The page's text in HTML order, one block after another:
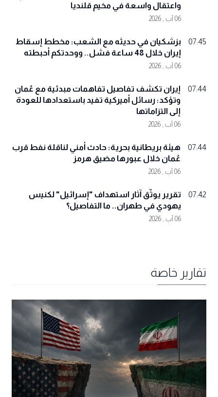
واعتقال واسعة في مخيم قلنديا
06 آب , 2026
07:45
بزشكيان في حديثه مع الشعب: مخطط إسقاط
إيران خلال 48 ساعة فشل.. ووحدتكم أحبطته
06 آب , 2026
07:44
إيران تكشف تفاصيل تفاهمات مبدئية مع عُمان
وتؤكد: رسائل أميركية تفيد باستعدادها للعودة
إلى التزاماتها
06 آب , 2026
07:44
هيئة بريطانية بحرية: حادث أمني لناقلة نفط قرب
عُمان خلال عبورها مضيق هرمز
06 آب , 2026
07:42
تقرير يوثّق آثار استهداف "إسرائيل" لكنيس
يهودي في طهران.. ما التفاصيل؟
06 آب , 2026
تقارير خاصة